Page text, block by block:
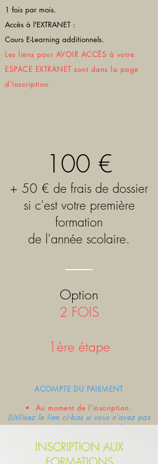
1 fois par mois.​
Accès à l'EXTRANET :
Cours E-Learning additionnels.​
Les liens pour AVOIR ACCÈS à votre
ESPACE EXTRANET sont dans la page
d'inscription.
100 €
+ 50 € de frais de dossier
si c'est votre première
formation
de l'année scolaire.
Option
2 FOIS
1ère étape
ACOMPTE DU PAIEMENT
Au moment de l'inscription.
(Utilisez le lien ci-bas si vous n'avez pas
terminé votre inscription).
RETOUR AUX INSCRIPTIONS
INSCRIPTION AUX